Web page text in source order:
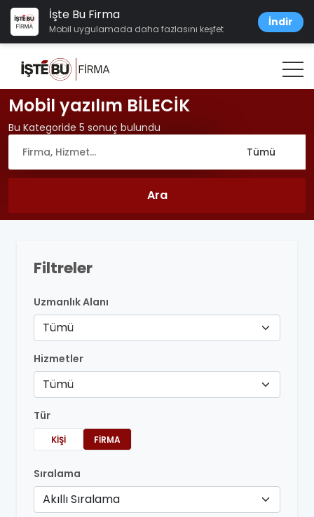
İşte Bu Firma
Mobil uygulamada daha fazlasını keşfet
İndir
Mobil yazılım BİLECİK
Bu Kategoride 5 sonuç bulundu
Filtreler
Uzmanlık Alanı
Tümü
Hizmetler
Tümü
Tür
KIŞI FIRMA
Sıralama
Akıllı Sıralama